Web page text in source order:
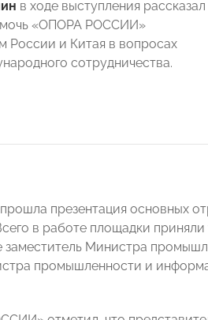
в ходе выступления рассказал
«ОПОРА РОССИИ»
России и Китая в вопросах
сотрудничества.
презентация основных
в работе площадки
заместитель Министра
промышленности и